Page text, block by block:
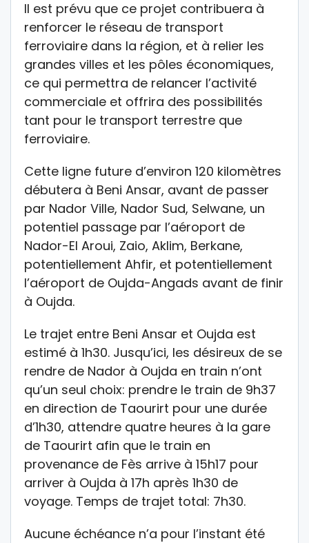
Il est prévu que ce projet contribuera à
renforcer le réseau de transport
ferroviaire dans la région, et à relier les
grandes villes et les pôles économiques,
ce qui permettra de relancer l’activité
commerciale et offrira des possibilités
tant pour le transport terrestre que
ferroviaire.
Cette ligne future d’environ 120 kilomètres
débutera à Beni Ansar, avant de passer
par Nador Ville, Nador Sud, Selwane, un
potentiel passage par l’aéroport de
Nador-El Aroui, Zaio, Aklim, Berkane,
potentiellement Ahfir, et potentiellement
l’aéroport de Oujda-Angads avant de finir
à Oujda.
Le trajet entre Beni Ansar et Oujda est
estimé à 1h30. Jusqu’ici, les désireux de se
rendre de Nador à Oujda en train n’ont
qu’un seul choix: prendre le train de 9h37
en direction de Taourirt pour une durée
d’1h30, attendre quatre heures à la gare
de Taourirt afin que le train en
provenance de Fès arrive à 15h17 pour
arriver à Oujda à 17h après 1h30 de
voyage. Temps de trajet total: 7h30.
Aucune échéance n’a pour l’instant été